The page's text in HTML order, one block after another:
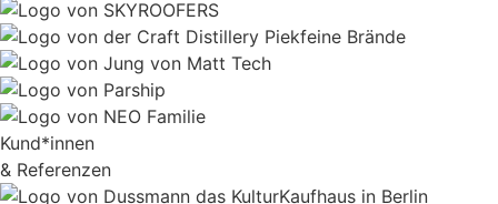
Kund*innen
& Referenzen